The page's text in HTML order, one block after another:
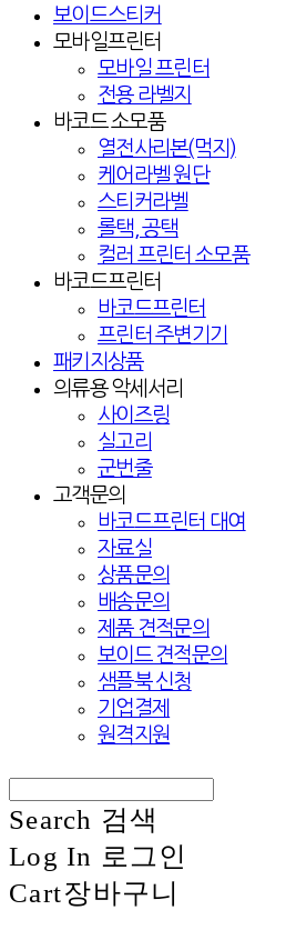
보이드스티커
모바일프린터
모바일 프린터
전용 라벨지
바코드 소모품
열전사리본(먹지)
케어라벨 원단
스티커라벨
롤택, 공택
컬러 프린터 소모품
바코드프린터
바코드프린터
프린터 주변기기
패키지상품
의류용 악세서리
사이즈링
실고리
군번줄
고객문의
바코드프린터 대여
자료실
상품문의
배송문의
제품 견적문의
보이드 견적문의
샘플북 신청
기업결제
원격지원
Search 검색
Log In 로그인
Cart장바구니